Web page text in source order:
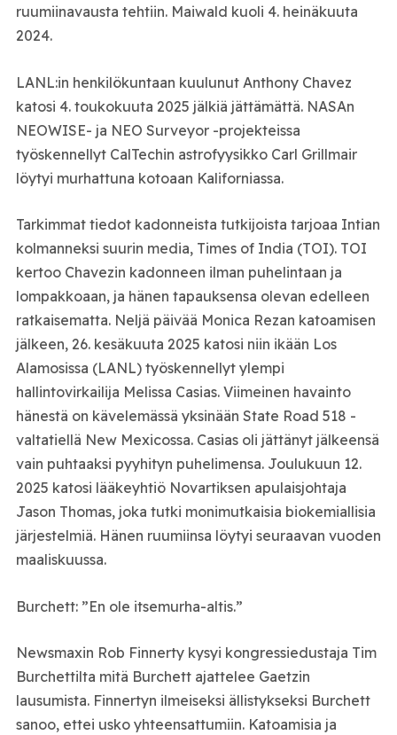
ruumiinavausta tehtiin. Maiwald kuoli 4. heinäkuuta
2024.
LANL:in henkilökuntaan kuulunut Anthony Chavez
katosi 4. toukokuuta 2025 jälkiä jättämättä. NASAn
NEOWISE- ja NEO Surveyor -projekteissa
työskennellyt CalTechin astrofyysikko Carl Grillmair
löytyi murhattuna kotoaan Kaliforniassa.
Tarkimmat tiedot kadonneista tutkijoista tarjoaa Intian
kolmanneksi suurin media, Times of India (TOI). TOI
kertoo Chavezin kadonneen ilman puhelintaan ja
lompakkoaan, ja hänen tapauksensa olevan edelleen
ratkaisematta. Neljä päivää Monica Rezan katoamisen
jälkeen, 26. kesäkuuta 2025 katosi niin ikään Los
Alamosissa (LANL) työskennellyt ylempi
hallintovirkailija Melissa Casias. Viimeinen havainto
hänestä on kävelemässä yksinään State Road 518 -
valtatiellä New Mexicossa. Casias oli jättänyt jälkeensä
vain puhtaaksi pyyhityn puhelimensa. Joulukuun 12.
2025 katosi lääkeyhtiö Novartiksen apulaisjohtaja
Jason Thomas, joka tutki monimutkaisia biokemiallisia
järjestelmiä. Hänen ruumiinsa löytyi seuraavan vuoden
maaliskuussa.
Burchett: ”En ole itsemurha-altis.”
Newsmaxin Rob Finnerty kysyi kongressiedustaja Tim
Burchettilta mitä Burchett ajattelee Gaetzin
lausumista. Finnertyn ilmeiseksi ällistykseksi Burchett
sanoo, ettei usko yhteensattumiin. Katoamisia ja